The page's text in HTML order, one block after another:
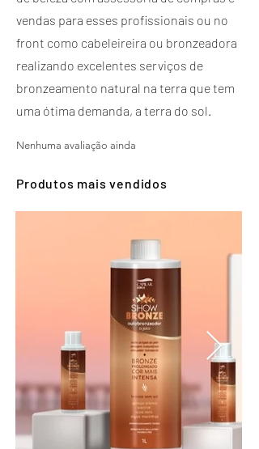
vendas para esses profissionais ou no
front como cabeleireira ou bronzeadora
realizando excelentes serviços de
bronzeamento natural na terra que tem
uma ótima demanda, a terra do sol.
Nenhuma avaliação ainda
Produtos mais vendidos